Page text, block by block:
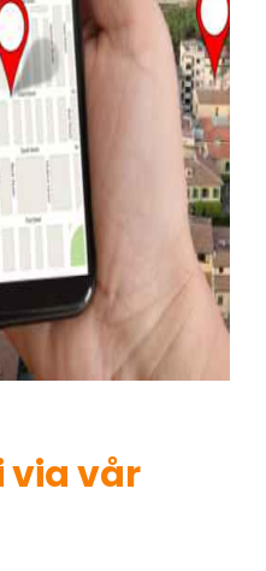
via vår